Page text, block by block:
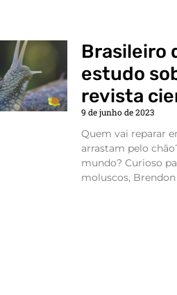
Brasileiro
estudo
revista
9 de junho de 2023
Quem vai reparar
arrastam pelo
mundo? Curioso
moluscos,